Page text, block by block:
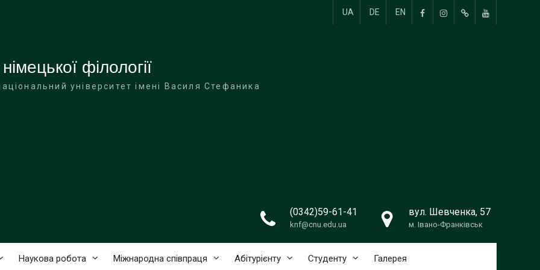
Пункт
Пункт
Пункт
Пункт
UA DE EN
філології
університет імені Василя Стефаника
(0342)59-61-41
knf@cnu.edu.ua
вул. Шевченка, 57
м. Івано-Франківськ
Наукова робота Міжнародна співпраця Абітурієнту Студенту Галерея